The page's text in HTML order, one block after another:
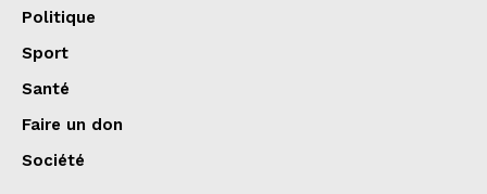
Politique
Sport
Santé
Faire un don
Société